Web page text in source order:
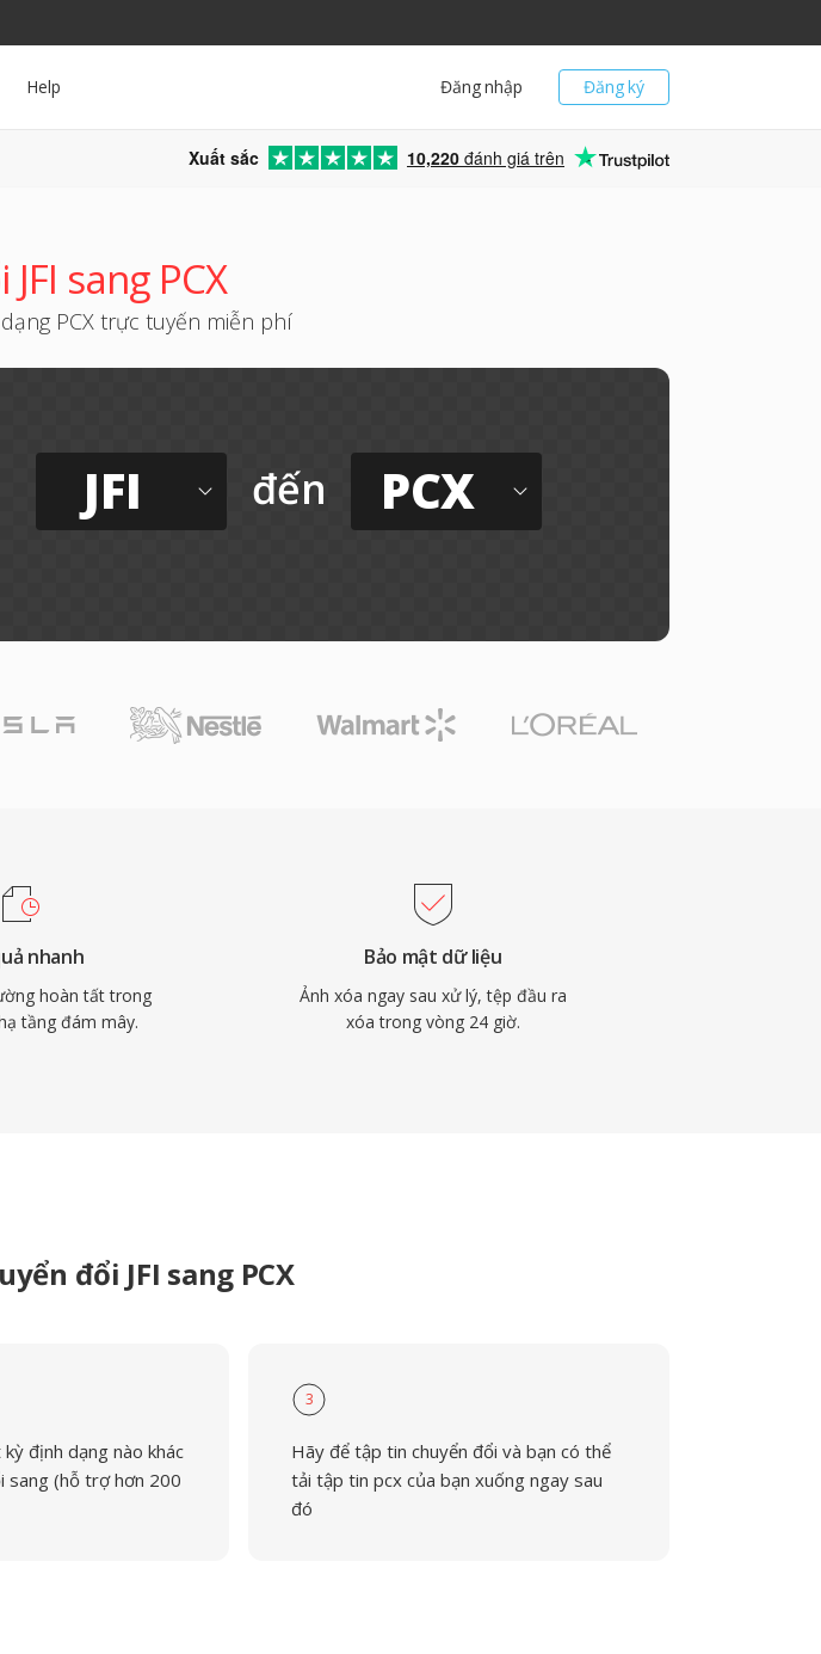
Đăng ký
Đăng nhập
Help
Xuất sắc 10,220 đánh giá trên
sang PCX
PCX trực tuyến miễn phí
JFI đến PCX
nhanh
hoàn tất trong
tầng đám mây.
Bảo mật dữ liệu
Ảnh xóa ngay sau xử lý, tệp đầu ra
xóa trong vòng 24 giờ.
đổi JFI sang PCX
định dạng nào khác
sang (hỗ trợ hơn 200
3
Hãy để tập tin chuyển đổi và bạn có thể
tải tập tin pcx của bạn xuống ngay sau
đó